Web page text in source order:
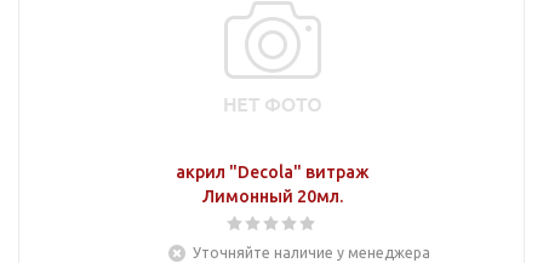
акрил "Decola" витраж
Лимонный 20мл.
Уточняйте наличие у менеджера